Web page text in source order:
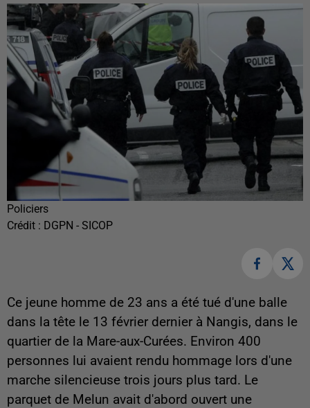
Policiers
Crédit : DGPN - SICOP
Ce jeune homme de 23 ans a été tué d'une balle
dans la tête le 13 février dernier à Nangis, dans le
quartier de la Mare-aux-Curées. Environ 400
personnes lui avaient rendu hommage lors d'une
marche silencieuse trois jours plus tard. Le
parquet de Melun avait d'abord ouvert une